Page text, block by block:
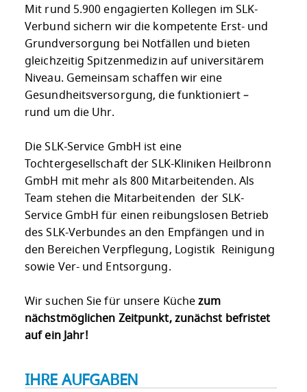
Mit rund 5.900 engagierten Kollegen im SLK-
Verbund sichern wir die kompetente Erst- und
Grundversorgung bei Notfällen und bieten
gleichzeitig Spitzenmedizin auf universitärem
Niveau. Gemeinsam schaffen wir eine
Gesundheitsversorgung, die funktioniert –
rund um die Uhr.
Die SLK-Service GmbH ist eine
Tochtergesellschaft der SLK-Kliniken Heilbronn
GmbH mit mehr als 800 Mitarbeitenden. Als
Team stehen die Mitarbeitenden der SLK-
Service GmbH für einen reibungslosen Betrieb
des SLK-Verbundes an den Empfängen und in
den Bereichen Verpflegung, Logistik Reinigung
sowie Ver- und Entsorgung.
Wir suchen Sie für unsere Küchezum
nächstmöglichen Zeitpunkt, zunächst befristet
auf ein Jahr!
IHRE AUFGABEN